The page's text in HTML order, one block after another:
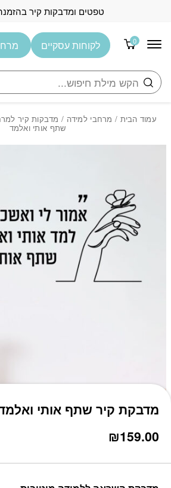
טפטים ומדבקות קיר בהזמנה
0
חיפוש
לקוחות עסקיים
עמוד הבית / מרחבי למידה / מדבקות קיר
שתף אותי ואלמד
מדבקת קיר שתף אותי
₪159.00
כמות מדבקת קיר שתף אותי ואלמד